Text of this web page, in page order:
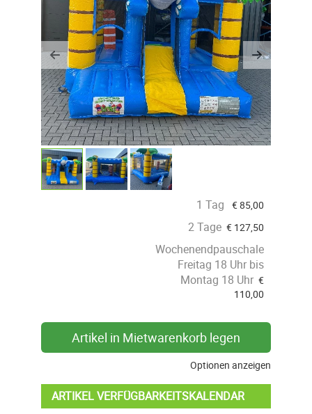
Previous Next
1 Tag €85,00
2 Tage € 127,50
Wochenendpauschale
Freitag 18 Uhr bis
Montag 18 Uhr €
110,00
Artikel in Mietwarenkorb legen
Optionen anzeigen
ARTIKEL VERFÜGBARKEITSKALENDAR